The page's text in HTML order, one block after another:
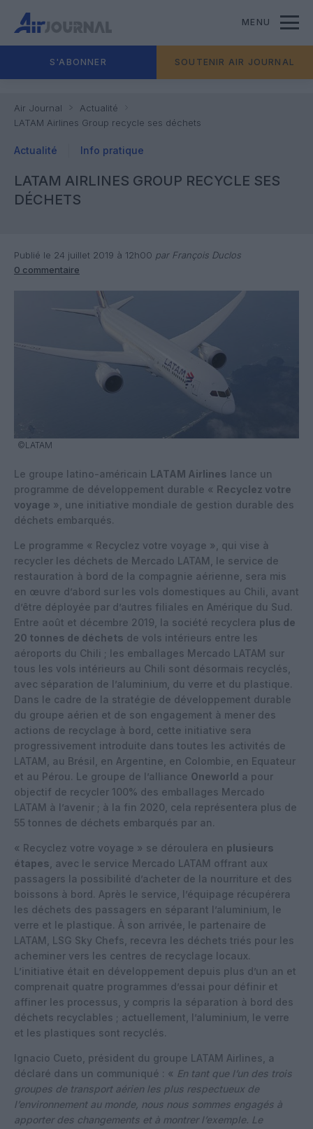
MENU
S'ABONNER SOUTENIR AIR JOURNAL
Air Journal
Actualité
LATAM Airlines Group recycle ses déchets
Actualité Info pratique
LATAM AIRLINES GROUP RECYCLE SES
DÉCHETS
Publié le 24 juillet 2019 à 12h00 par François Duclos
0 commentaire
©LATAM
Le groupe latino-américain LATAM Airlines lance un
programme de développement durable « Recyclez votre
voyage », une initiative mondiale de gestion durable des
déchets embarqués.
Le programme « Recyclez votre voyage », qui vise à
recycler les déchets de Mercado LATAM, le service de
restauration à bord de la compagnie aérienne, sera mis
en œuvre d’abord sur les vols domestiques au Chili, avant
d’être déployée par d’autres filiales en Amérique du Sud.
Entre août et décembre 2019, la société recyclera plus de
20 tonnes de déchets de vols intérieurs entre les
aéroports du Chili ; les emballages Mercado LATAM sur
tous les vols intérieurs au Chili sont désormais recyclés,
avec séparation de l’aluminium, du verre et du plastique.
Dans le cadre de la stratégie de développement durable
du groupe aérien et de son engagement à mener des
actions de recyclage à bord, cette initiative sera
progressivement introduite dans toutes les activités de
LATAM, au Brésil, en Argentine, en Colombie, en Equateur
et au Pérou. Le groupe de l’alliance Oneworld a pour
objectif de recycler 100% des emballages Mercado
LATAM à l’avenir ; à la fin 2020, cela représentera plus de
55 tonnes de déchets embarqués par an.
« Recyclez votre voyage » se déroulera en plusieurs
étapes , avec le service Mercado LATAM offrant aux
passagers la possibilité d’acheter de la nourriture et des
boissons à bord. Après le service, l’équipage récupérera
les déchets des passagers en séparant l’aluminium, le
verre et le plastique. À son arrivée, le partenaire de
LATAM, LSG Sky Chefs, recevra les déchets triés pour les
acheminer vers les centres de recyclage locaux.
L’initiative était en développement depuis plus d’un an et
comprenait quatre programmes d’essai pour définir et
affiner les processus, y compris la séparation à bord des
déchets recyclables ; actuellement, l’aluminium, le verre
et les plastiques sont recyclés.
Ignacio Cueto, président du groupe LATAM Airlines, a
déclaré dans un communiqué : « En tant que l’un des trois
groupes de transport aérien les plus respectueux de
l’environnement au monde, nous nous sommes engagés à
apporter des changements et à montrer l’exemple. Le